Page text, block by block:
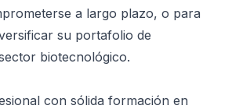
a largo plazo, o para
su portafolio de
biotecnológico.
con sólida formación en